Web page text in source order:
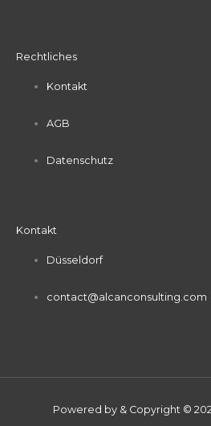
Rechtliches
Kontakt
AGB
Datenschutz
Kontakt
Düsseldorf
contact@alcanconsulting.com
Powered by & Copyright ©